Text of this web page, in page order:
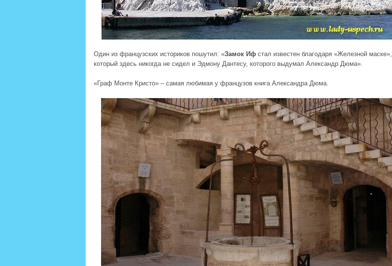
Один из французских историков пошутил: «Замок Иф стал известен благодаря «Железной маске»,
который здесь никогда не сидел и Эдмону Дантесу, которого выдумал Александр Дюма».
«Граф Монте Кристо» – самая любимая у французов книга Александра Дюма.